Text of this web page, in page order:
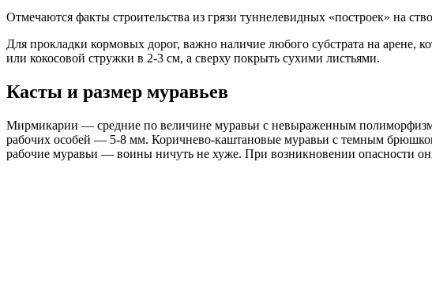
Отмечаются факты строительства из грязи туннелевидных «построек» на
Для прокладки кормовых дорог, важно наличие любого субстрата на арене,
или кокосовой стружки в 2-3 см, а сверху покрыть сухими листьями.
Касты и размер муравьев
Мирмикарии — средние по величине муравьи с невыраженным
рабочих особей — 5-8 мм. Коричнево-каштановые муравьи с темным
рабочие муравьи — воины ничуть не хуже. При возникновении опасности